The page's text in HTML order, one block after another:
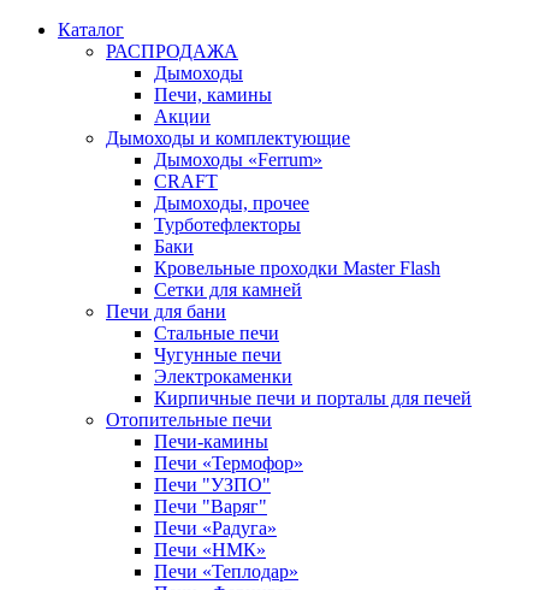
Каталог
РАСПРОДАЖА
Дымоходы
Печи, камины
Акции
Дымоходы и комплектующие
Дымоходы «Ferrum»
CRAFT
Дымоходы, прочее
Турботефлекторы
Баки
Кровельные проходки Master Flash
Сетки для камней
Печи для бани
Стальные печи
Чугунные печи
Электрокаменки
Кирпичные печи и порталы для печей
Отопительные печи
Печи-камины
Печи «Термофор»
Печи "УЗПО"
Печи "Варяг"
Печи «Радуга»
Печи «НМК»
Печи «Теплодар»